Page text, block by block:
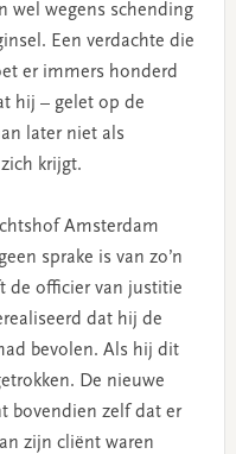
wel wegens schending
Een verdachte die
er immers honderd
hij – gelet op de
later niet als
krijgt.
Amsterdam
sprake is van zo’n
de officier van justitie
dat hij de
bevolen. Als hij dit
De nieuwe
bovendien zelf dat er
zijn cliënt waren